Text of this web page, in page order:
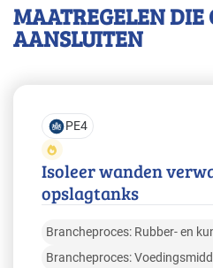
MAATREGELEN DIE
AANSLUITEN
Isoleer wanden
opslagtanks
Brancheproces: Rubber- en
Brancheproces:
PE4